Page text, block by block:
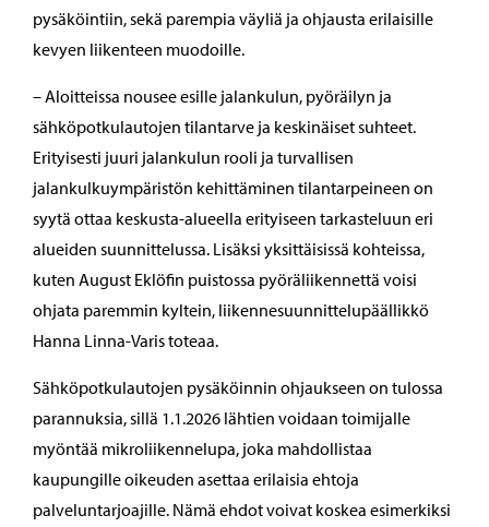
pysäköintiin, sekä parempia väyliä ja ohjausta erilaisille
kevyen liikenteen muodoille.
– Aloitteissa nousee esille jalankulun, pyöräilyn ja
sähköpotkulautojen tilantarve ja keskinäiset suhteet.
Erityisesti juuri jalankulun rooli ja turvallisen
jalankulkuympäristön kehittäminen tilantarpeineen on
syytä ottaa keskusta-alueella erityiseen tarkasteluun eri
alueiden suunnittelussa. Lisäksi yksittäisissä kohteissa,
kuten August Eklöfin puistossa pyöräliikennettä voisi
ohjata paremmin kyltein, liikennesuunnittelupäällikkö
Hanna Linna-Varis toteaa.
Sähköpotkulautojen pysäköinnin ohjaukseen on tulossa
parannuksia, sillä 1.1.2026 lähtien voidaan toimijalle
myöntää mikroliikennelupa, joka mahdollistaa
kaupungille oikeuden asettaa erilaisia ehtoja
palveluntarjoajille. Nämä ehdot voivat koskea esimerkiksi